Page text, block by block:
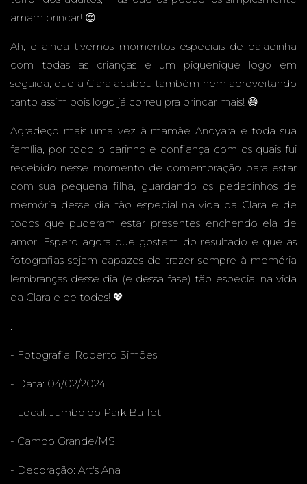
T -
CAMPO
GRAND
E - MS -
FESTA
amam brincar! 😍
Ah, e ainda tivemos momentos especiais de baladinha
com todas as crianças e um piquenique logo em
seguida, que a Clara acabou também nem aproveitando
tanto assim pois logo já correu pra brincar mais! 😅
Agradeço mais uma vez à mamãe Andyara e toda sua
família, por todo o carinho e confiança com os quais fui
recebido nesse momento de comemoração para estar
com sua pequena filha, guardando os pedacinhos de
memória desse dia tão especial na vida da Clara e de
todos que puderam estar presentes enchendo ela de
amor! Espero agora que gostem do resultado e que as
fotografias sejam capazes de trazer sempre à memória
lembranças desse dia (e dessa fase) tão especial na vida
da Clara e de todos! 💖
.
- Fotografia: Roberto Simões
- Data: 04/02/2024
- Local: Jumboloo Park Buffet
- Campo Grande/MS
- Decoração: Art's Ana